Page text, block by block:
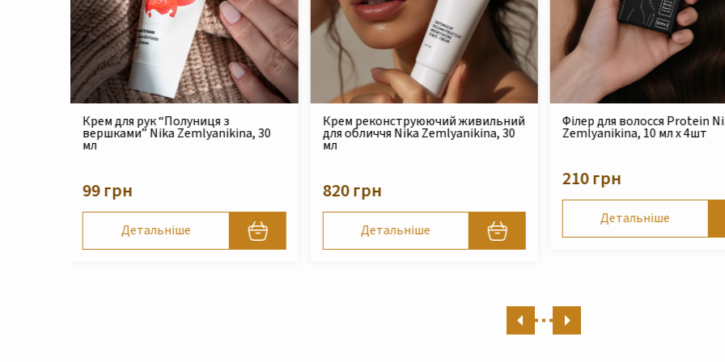
Крем реконструюючий живильний
для обличчя Nika Zemlyanikina, 30
мл
820 грн
Детальніше
Філер для волосся Protein Nika
Zemlyanikina, 10 мл x 4шт
210 грн
Детальніше
Безсульфатний очищуючий
шампунь для сухого та
пошкодженого волосся Nika
490 грн
Детальніше